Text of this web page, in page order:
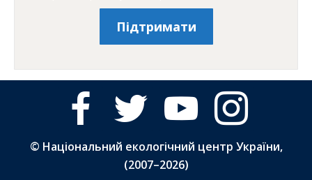
Підтримати
facebook twitter youtube instagram
© Національний екологічний центр України,
(2007–2026)